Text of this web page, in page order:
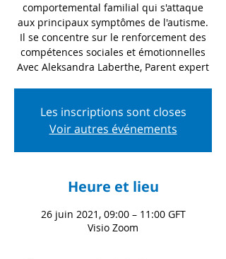
comportemental familial qui s'attaque
aux principaux symptômes de l'autisme.
Il se concentre sur le renforcement des
compétences sociales et émotionnelles
Les inscriptions sont closes
Voir autres événements
Heure et lieu
26 juin 2021, 09:00 – 11:00 GFT
Visio Zoom